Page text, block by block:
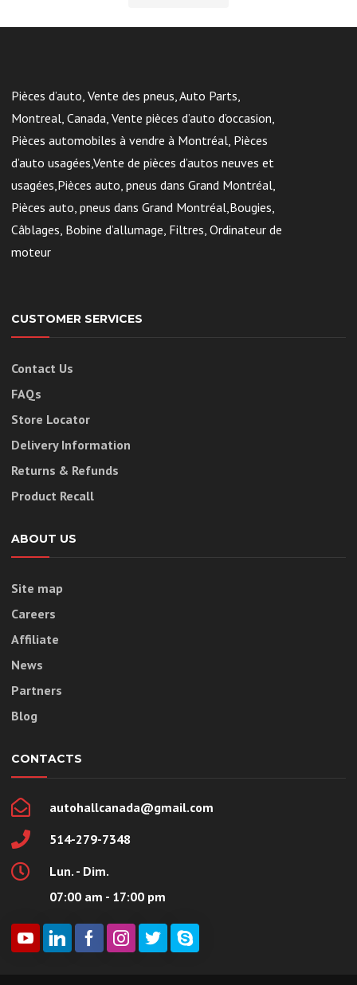
Pièces d’auto, Vente des pneus, Auto Parts,
Montreal, Canada, Vente pièces d’auto d’occasion,
Pièces automobiles à vendre à Montréal, Pièces
d’auto usagées,Vente de pièces d’autos neuves et
usagées,Pièces auto, pneus dans Grand Montréal,
Pièces auto, pneus dans Grand Montréal,Bougies,
Câblages, Bobine d’allumage, Filtres, Ordinateur de
moteur
CUSTOMER SERVICES
Contact Us
FAQs
Store Locator
Delivery Information
Returns & Refunds
Product Recall
ABOUT US
Site map
Careers
Affiliate
News
Partners
Blog
CONTACTS
autohallcanada@gmail.com
514-279-7348
Lun. - Dim.
07:00 am - 17:00 pm